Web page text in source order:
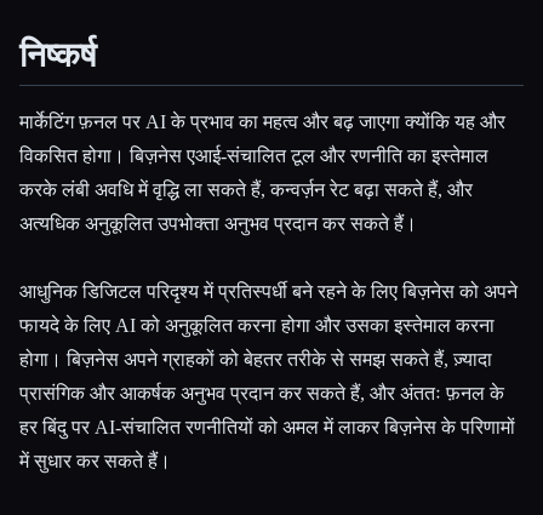
निष्कर्ष
मार्केटिंग फ़नल पर AI के प्रभाव का महत्व और बढ़ जाएगा क्योंकि यह और
विकसित होगा। बिज़नेस एआई-संचालित टूल और रणनीति का इस्तेमाल
करके लंबी अवधि में वृद्धि ला सकते हैं, कन्वर्ज़न रेट बढ़ा सकते हैं, और
अत्यधिक अनुकूलित उपभोक्ता अनुभव प्रदान कर सकते हैं।
आधुनिक डिजिटल परिदृश्य में प्रतिस्पर्धी बने रहने के लिए बिज़नेस को अपने
फायदे के लिए AI को अनुकूलित करना होगा और उसका इस्तेमाल करना
होगा। बिज़नेस अपने ग्राहकों को बेहतर तरीके से समझ सकते हैं, ज़्यादा
प्रासंगिक और आकर्षक अनुभव प्रदान कर सकते हैं, और अंततः फ़नल के
हर बिंदु पर AI-संचालित रणनीतियों को अमल में लाकर बिज़नेस के परिणामों
में सुधार कर सकते हैं।